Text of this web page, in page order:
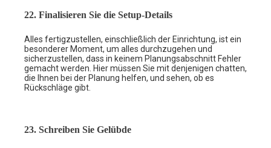
22. Finalisieren Sie die Setup-Details
Alles fertigzustellen, einschließlich der Einrichtung, ist ein
besonderer Moment, um alles durchzugehen und
sicherzustellen, dass in keinem Planungsabschnitt Fehler
gemacht werden. Hier müssen Sie mit denjenigen chatten,
die Ihnen bei der Planung helfen, und sehen, ob es
Rückschläge gibt.
23. Schreiben Sie Gelübde